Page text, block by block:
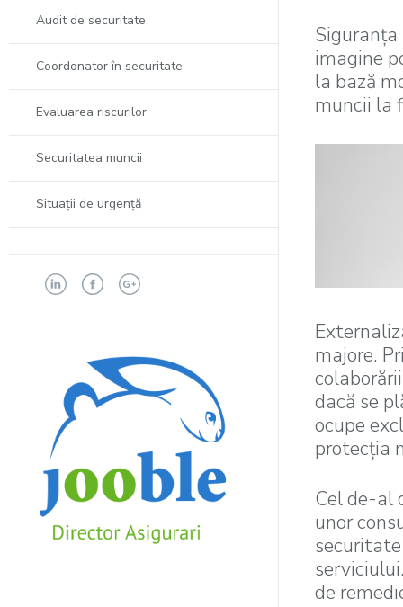
Audit de securitate
Coordonator în securitate
Evaluarea riscurilor
Securitatea muncii
Situaţii de urgenţă
imagine
la bază
muncii la
majore.
dacă se
ocupe
protecţia
Cel de-al
unor
de